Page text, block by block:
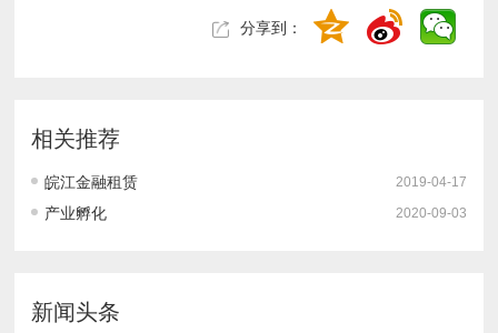
分享到：
相关推荐
皖江金融租赁 2019-04-17
产业孵化 2020-09-03
新闻头条